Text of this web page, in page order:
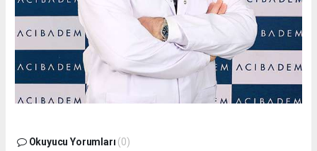
Okuyucu Yorumları (0)